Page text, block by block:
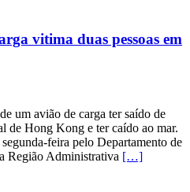
vitima duas pessoas em
um avião de carga ter saído de
de Hong Kong e ter caído ao mar.
feira pelo Departamento de
Região Administrativa […]